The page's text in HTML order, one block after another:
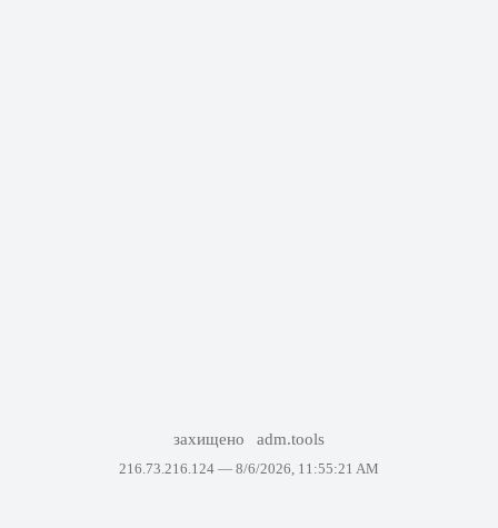
захищено adm.tools
216.73.216.124 — 8/6/2026, 11:55:21 AM